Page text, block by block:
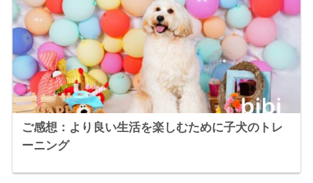
ご感想：より良い生活を楽しむために子犬のトレ
ーニング